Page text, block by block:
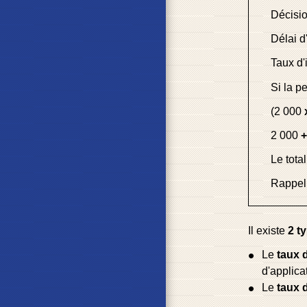
Délai
Taux
Si la
(2 000
2 000+
Le
Il existe2
Letaux
Letaux